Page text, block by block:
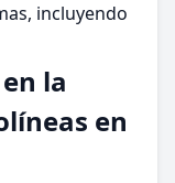
incluyendo
la
en